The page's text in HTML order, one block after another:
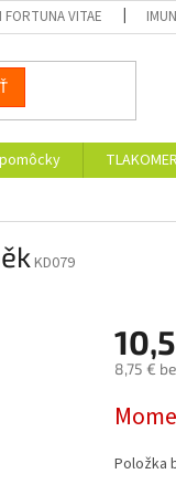
VITAE
KD079
8,75 €
cena:
Položka